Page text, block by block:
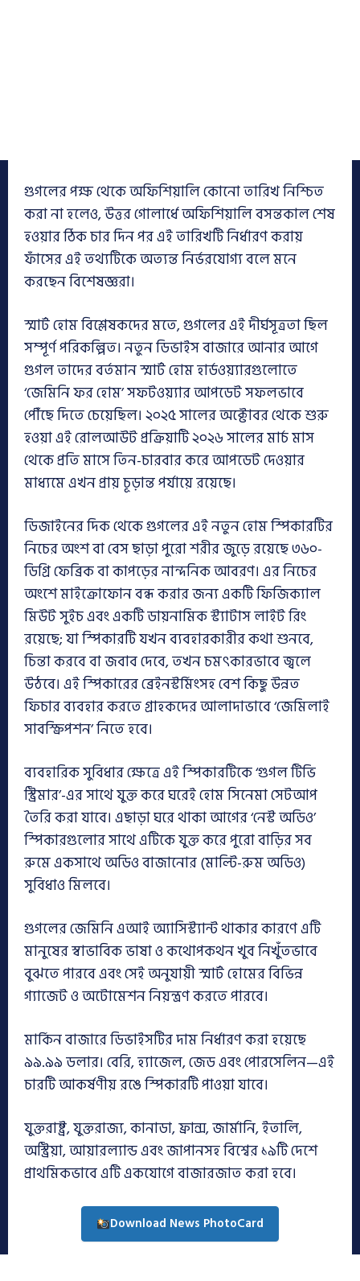
গুগলের পক্ষ থেকে অফিশিয়ালি কোনো তারিখ নিশ্চিত
করা না হলেও, উত্তর গোলার্ধে অফিশিয়ালি বসন্তকাল শেষ
হওয়ার ঠিক চার দিন পর এই তারিখটি নির্ধারণ করায়
ফাঁসের এই তথ্যটিকে অত্যন্ত নির্ভরযোগ্য বলে মনে
করছেন বিশেষজ্ঞরা।
স্মার্ট হোম বিশ্লেষকদের মতে, গুগলের এই দীর্ঘসূত্রতা ছিল
সম্পূর্ণ পরিকল্পিত। নতুন ডিভাইস বাজারে আনার আগে
গুগল তাদের বর্তমান স্মার্ট হোম হার্ডওয়্যারগুলোতে
‘জেমিনি ফর হোম’ সফটওয়্যার আপডেট সফলভাবে
পৌঁছে দিতে চেয়েছিল। ২০২৫ সালের অক্টোবর থেকে শুরু
হওয়া এই রোলআউট প্রক্রিয়াটি ২০২৬ সালের মার্চ মাস
থেকে প্রতি মাসে তিন-চারবার করে আপডেট দেওয়ার
মাধ্যমে এখন প্রায় চূড়ান্ত পর্যায়ে রয়েছে।
ডিজাইনের দিক থেকে গুগলের এই নতুন হোম স্পিকারটির
নিচের অংশ বা বেস ছাড়া পুরো শরীর জুড়ে রয়েছে ৩৬০-
ডিগ্রি ফেব্রিক বা কাপড়ের নান্দনিক আবরণ। এর নিচের
অংশে মাইক্রোফোন বন্ধ করার জন্য একটি ফিজিক্যাল
মিউট সুইচ এবং একটি ডায়নামিক স্ট্যাটাস লাইট রিং
রয়েছে; যা স্পিকারটি যখন ব্যবহারকারীর কথা শুনবে,
চিন্তা করবে বা জবাব দেবে, তখন চমৎকারভাবে জ্বলে
উঠবে। এই স্পিকারের ব্রেইনস্টর্মিংসহ বেশ কিছু উন্নত
ফিচার ব্যবহার করতে গ্রাহকদের আলাদাভাবে ‘জেমিলাই
সাবস্ক্রিপশন’ নিতে হবে।
ব্যবহারিক সুবিধার ক্ষেত্রে এই স্পিকারটিকে ‘গুগল টিভি
স্ট্রিমার’-এর সাথে যুক্ত করে ঘরেই হোম সিনেমা সেটআপ
তৈরি করা যাবে। এছাড়া ঘরে থাকা আগের ‘নেস্ট অডিও’
স্পিকারগুলোর সাথে এটিকে যুক্ত করে পুরো বাড়ির সব
রুমে একসাথে অডিও বাজানোর (মাল্টি-রুম অডিও)
সুবিধাও মিলবে।
গুগলের জেমিনি এআই অ্যাসিস্ট্যান্ট থাকার কারণে এটি
মানুষের স্বাভাবিক ভাষা ও কথোপকথন খুব নিখুঁতভাবে
বুঝতে পারবে এবং সেই অনুযায়ী স্মার্ট হোমের বিভিন্ন
গ্যাজেট ও অটোমেশন নিয়ন্ত্রণ করতে পারবে।
মার্কিন বাজারে ডিভাইসটির দাম নির্ধারণ করা হয়েছে
৯৯.৯৯ ডলার। বেরি, হ্যাজেল, জেড এবং পোরসেলিন—এই
চারটি আকর্ষণীয় রঙে স্পিকারটি পাওয়া যাবে।
যুক্তরাষ্ট্র, যুক্তরাজ্য, কানাডা, ফ্রান্স, জার্মানি, ইতালি,
অস্ট্রিয়া, আয়ারল্যান্ড এবং জাপানসহ বিশ্বের ১৯টি দেশে
প্রাথমিকভাবে এটি একযোগে বাজারজাত করা হবে।
Download News PhotoCard